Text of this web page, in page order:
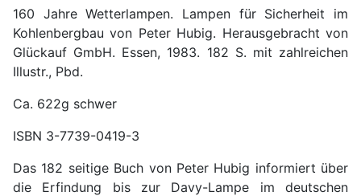
160 Jahre Wetterlampen. Lampen für Sicherheit im
Kohlenbergbau von Peter Hubig. Herausgebracht von
Glückauf GmbH. Essen, 1983. 182 S. mit zahlreichen
Illustr., Pbd.
Ca. 622g schwer
ISBN 3-7739-0419-3
Das 182 seitige Buch von Peter Hubig informiert über
die Erfindung bis zur Davy-Lampe im deutschen